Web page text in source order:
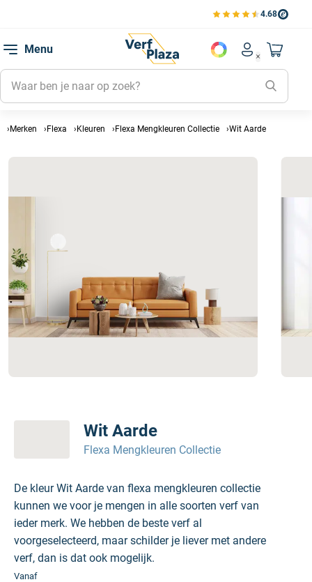
4.68
Bekijk de verfplaza
Menu
Account
Mijn
Mijn
Mijn
Naar
Merken Flexa Kleuren Flexa Mengkleuren Collectie Wit Aarde
Wit Aarde
Flexa Mengkleuren Collectie
De kleur Wit Aarde van flexa mengkleuren collectie
kunnen we voor je mengen in alle soorten verf van
ieder merk. We hebben de beste verf al
voorgeselecteerd, maar schilder je liever met andere
verf, dan is dat ook mogelijk.
Vanaf